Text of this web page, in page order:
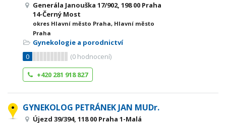
Generála Janouška 17/902, 198 00 Praha
14-Černý Most
okres Hlavní město Praha, Hlavní město
Praha
Gynekologie a porodnictví
0
(0 hodnocení)
+420 281 918 827
GYNEKOLOG PETRÁNEK JAN MUDr.
Újezd 39/394, 118 00 Praha 1-Malá